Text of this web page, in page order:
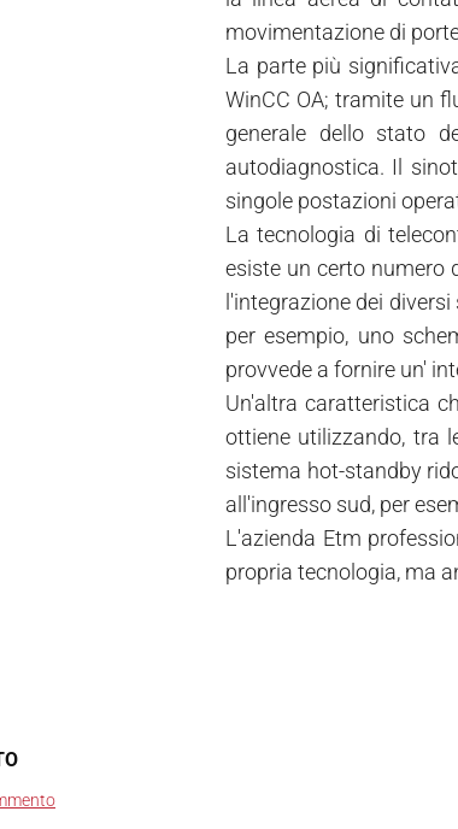
movimentazione di
La parte più
WinCC OA; tramite un
generale dello stato
autodiagnostica. Il
singole postazioni
La tecnologia di
esiste un certo numero
l'integrazione dei
per esempio, uno
provvede a fornire un'
Un'altra caratteristica
ottiene utilizzando, tra
sistema hot-standby
all'ingresso sud, per
L'azienda Etm
propria tecnologia, ma